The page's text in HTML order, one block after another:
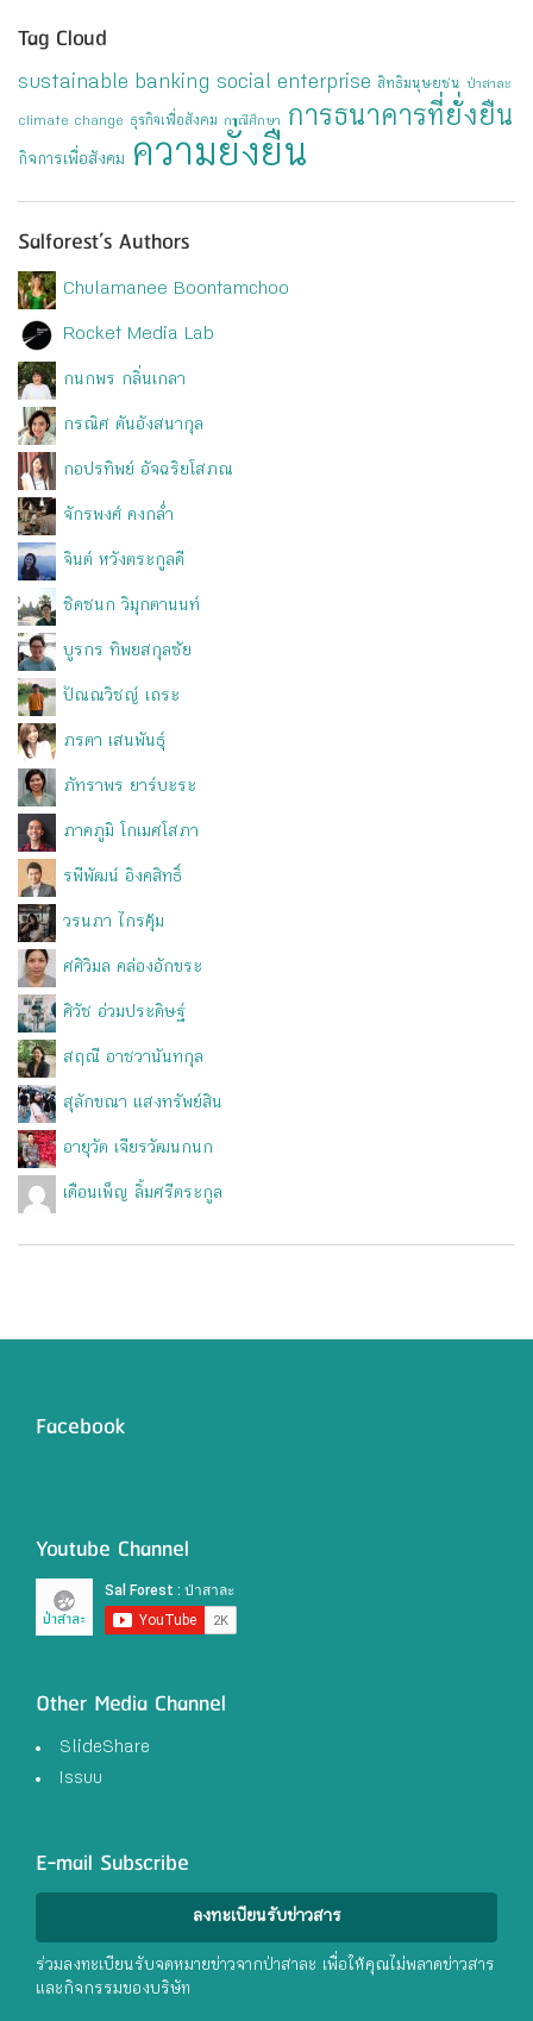
Tag Cloud
sustainable banking social enterprise สิทธิมนุษยชน ป่าสาละ
climate change ธุรกิจเพื่อสังคม กรณีศึกษา การธนาคารที่ยั่งยืน
กิจการเพื่อสังคม ความยั่งยืน
Salforest’s Authors
Chulamanee Boontamchoo
Rocket Media Lab
กนกพร กลิ่นเกลา
กรณิศ ตันอังสนากุล
กอปรทิพย์ อัจฉริยโสภณ
จักรพงศ์ คงกล่ำ
จินต์ หวังตระกูลดี
ชิดชนก วิมุกตานนท์
บูรกร ทิพยสกุลชัย
ปัณณวิชญ์ เถระ
ภรตา เสนพันธุ์
ภัทราพร ยาร์บะระ
ภาคภูมิ โกเมศโสภา
รพีพัฒน์ อิงคสิทธิ์
วรนภา ไกรคุ้ม
ศศิวิมล คล่องอักขระ
ศิวัช อ่วมประดิษฐ์
สฤณี อาชวานันทกุล
สุลักขณา แสงทรัพย์สิน
อายุวัต เจียรวัฒนกนก
เดือนเพ็ญ ลิ้มศรีตระกูล
Facebook
Youtube Channel
Other Media Channel
SlideShare
Issuu
E-mail Subscribe
ลงทะเบียนรับข่าวสาร
ร่วมลงทะเบียนรับจดหมายข่าวจากป่าสาละ เพื่อให้คุณไม่พลาดข่าวสาร
และกิจกรรมของบริษัท